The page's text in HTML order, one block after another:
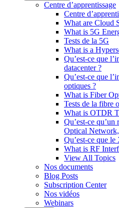
Centre d’apprentissage
Centre
What are Cloud
What is 5G
Tests de la 5G
What is a
Qu’est-ce que
datacenter ?
Qu’est-ce que
optiques ?
What is Fiber
Tests de la fibre
What is OTDR
Qu’est-ce qu’un
Optical
Qu’est-ce que
What is RF
View All Topics
Nos documents
Blog Posts
Subscription Center
Nos vidéos
Webinars